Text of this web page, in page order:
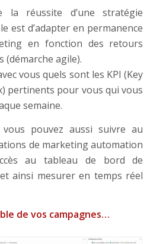
la réussite d’une stratégie
est d’adapter en permanence
en fonction des retours
(démarche agile).
vous quels sont les KPI (Key
pertinents pour vous qui vous
semaine.
pouvez aussi suivre au
de marketing automation
au tableau de bord de
ainsi mesurer en temps réel
de vos campagnes…